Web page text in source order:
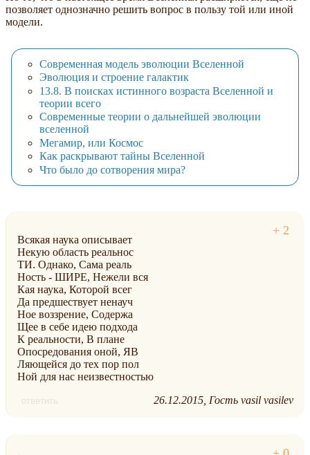
позволяет однозначно решить вопрос в пользу той или иной
модели.
Современная модель эволюции Вселенной
Эволюция и строение галактик
13.8. В поисках истинного возраста Вселенной и
теории всего
Современные теории о дальнейшей эволюции
вселенной
Мегамир, или Космос
Как раскрывают тайны Вселенной
Что было до сотворения мира?
Всякая наука описывает
Некую область реальнос
ТИ. Однако, Сама реаль
Ность - ШИРЕ, Нежели вся
Кая наука, Которой всег
Да предшествует ненауч
Ное воззрение, Содержа
Щее в себе идею подхода
К реальности, В плане
Опосредования оной, ЯВ
Ляющейся до тех пор пол
Ной для нас неизвестностью
ответить 26.12.2015 Гость vasil vasilev